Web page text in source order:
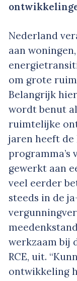
Nederland
aan
om grote
Belangrijk
wordt benut
ruimtelijke
jaren heeft de
programma’s
gewerkt aan
veel eerder
steeds in de
werkzaam bij
RCE, uit.
ontwikkeling